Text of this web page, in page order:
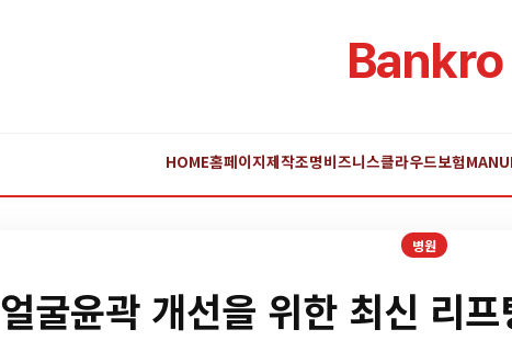
Bankro
HOME홈페이지제작조명비즈니스클라우드보험
병원
얼굴윤곽 개선을 위한 최신 리